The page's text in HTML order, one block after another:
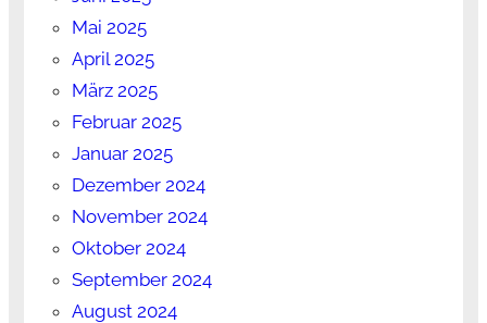
Mai 2025
April 2025
März 2025
Februar 2025
Januar 2025
Dezember 2024
November 2024
Oktober 2024
September 2024
August 2024